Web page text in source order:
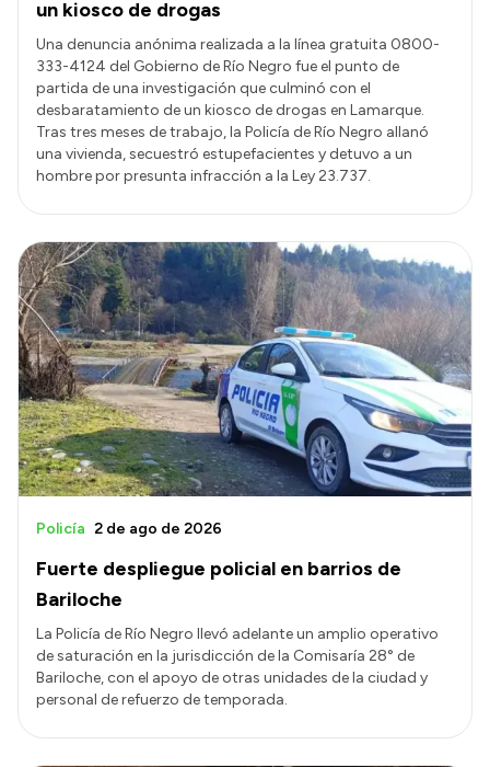
un kiosco de drogas
Una denuncia anónima realizada a la línea gratuita 0800-
333-4124 del Gobierno de Río Negro fue el punto de
partida de una investigación que culminó con el
desbaratamiento de un kiosco de drogas en Lamarque.
Tras tres meses de trabajo, la Policía de Río Negro allanó
una vivienda, secuestró estupefacientes y detuvo a un
hombre por presunta infracción a la Ley 23.737.
Fuerte despliegue policial en barrios de
Bariloche
Policía 2 de ago de 2026
La Policía de Río Negro llevó adelante un amplio operativo
de saturación en la jurisdicción de la Comisaría 28° de
Bariloche, con el apoyo de otras unidades de la ciudad y
personal de refuerzo de temporada.